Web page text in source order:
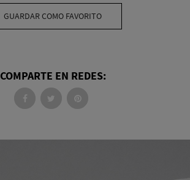
GUARDAR COMO FAVORITO
COMPARTE EN REDES: